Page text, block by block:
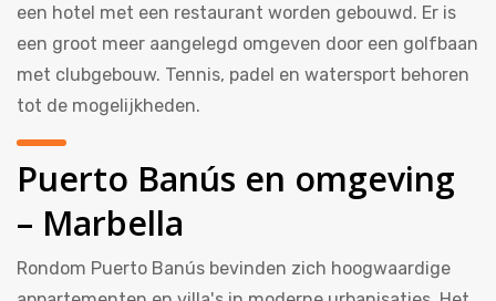
een hotel met een restaurant worden gebouwd. Er is
een groot meer aangelegd omgeven door een golfbaan
met clubgebouw. Tennis, padel en watersport behoren
tot de mogelijkheden.
Puerto Banús en omgeving
– Marbella
Rondom Puerto Banús bevinden zich hoogwaardige